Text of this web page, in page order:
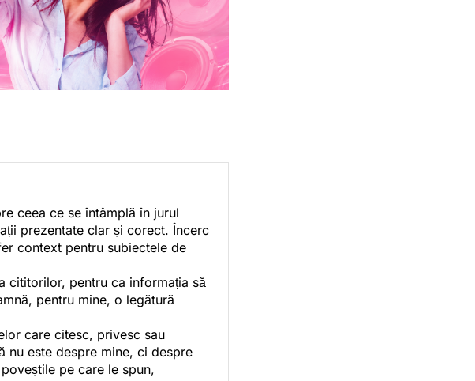
ceea ce se întâmplă în jurul
prezentate clar și corect. Încerc
context pentru subiectele de
cititorilor, pentru ca informația să
pentru mine, o legătură
care citesc, privesc sau
nu este despre mine, ci despre
pe care le spun,